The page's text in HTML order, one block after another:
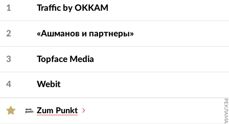
— услугу и сферу.
1 Traffic by OKKAM
2 «Ашманов и партнеры»
3 Topface Media
4 Webit
Zum Punkt РЕКЛАМА